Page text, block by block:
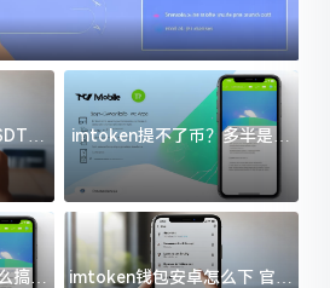
地
imtoken提不了币？多半是这
几件事没处理好
搞？
imtoken钱包安卓怎么下 官方